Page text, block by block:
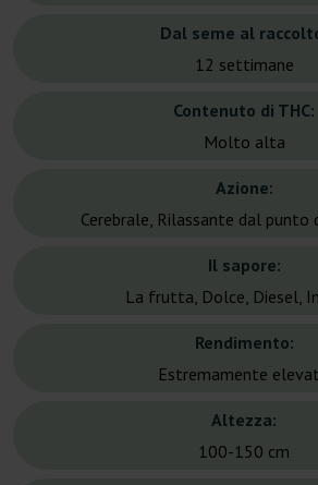
Dal seme al
12 settimane
Contenuto di THC:
Molto alta
Azione:
Cerebrale, Rilassante dal punto
Il sapore:
La frutta, Dolce, Diesel,
Rendimento:
Estremamente
Altezza:
100-150 cm